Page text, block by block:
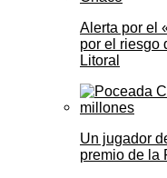
Alerta por el
por el riesgo
Litoral
Un jugador
premio de la